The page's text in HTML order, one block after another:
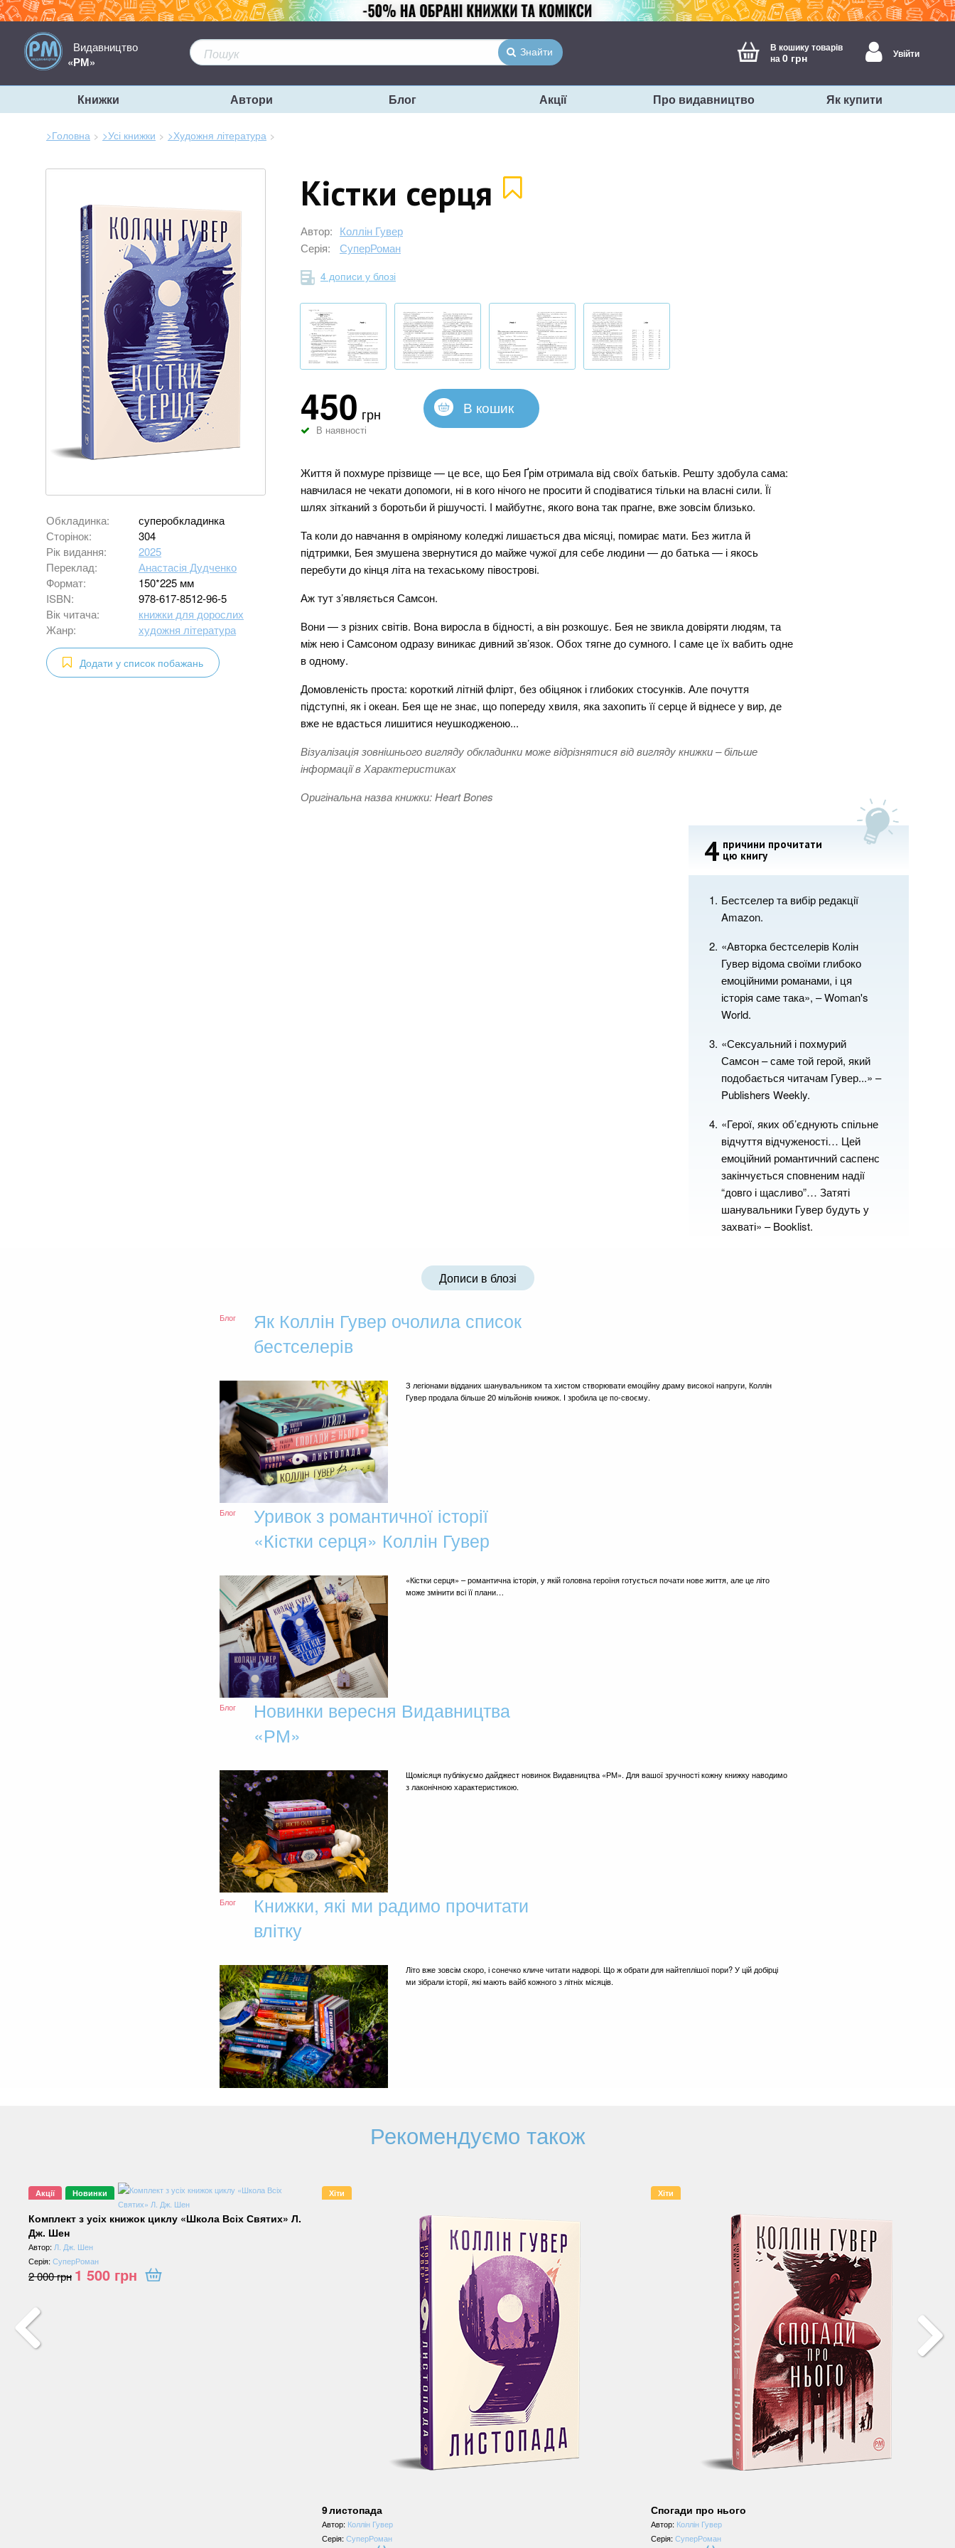
Видавництво
«РМ»
Знайти
В кошику товарів
на0 грн Увійти
Книжки Автори Блог Акції Про видавництво Як купити
>Головна >Усі книжки
>Художня література
тут:
Обкладинка:
суперобкладинка
Сторінок:
304
Рік видання:
2025
Переклад:
Анастасія Дудченко
Формат:
150*225 мм
ISBN:
978-617-8512-96-5
Вік читача:
книжки для дорослих
Жанр:
художня література
Додати у список побажань
Кістки серця
Автор: Коллін Гувер
Серія:
СуперРоман
4 дописи у блозі
450 грн
В наявності
В кошик
Життя й похмуре прізвище — це все, що Бея Ґрім отримала від своїх батьків. Решту здобула сама:
навчилася не чекати допомоги, ні в кого нічого не просити й сподіватися тільки на власні сили. Її
шлях зітканий з боротьби й рішучості. І майбутнє, якого вона так прагне, вже зовсім близько.
Та коли до навчання в омріяному коледжі лишається два місяці, помирає мати. Без житла й
підтримки, Бея змушена звернутися до майже чужої для себе людини — до батька — і якось
перебути до кінця літа на техаському півострові.
Аж тут з’являється Самсон.
Вони — з різних світів. Вона виросла в бідності, а він розкошує. Бея не звикла довіряти людям, та
між нею і Самсоном одразу виникає дивний зв’язок. Обох тягне до сумного. І саме це їх вабить одне
в одному.
Домовленість проста: короткий літній флірт, без обіцянок і глибоких стосунків. Але почуття
підступні, як і океан. Бея ще не знає, що попереду хвиля, яка захопить її серце й віднесе у вир, де
вже не вдасться лишитися неушкодженою...
Візуалізація зовнішнього вигляду обкладинки може відрізнятися від вигляду книжки – більше
інформації в Характеристиках
Оригінальна назва книжки: Heart Bones
4 причини прочитати
цю книгу
Бестселер та вибір редакції
Amazon.
«Авторка бестселерів Колін
Гувер відома своїми глибоко
емоційними романами, і ця
історія саме така», – Woman's
World.
«Сексуальний і похмурий
Самсон – саме той герой, який
подобається читачам Гувер...» –
Publishers Weekly.
«Герої, яких об’єднують спільне
відчуття відчуженості… Цей
емоційний романтичний саспенс
закінчується сповненим надії
“довго і щасливо”… Затяті
шанувальники Гувер будуть у
захваті» – Booklist.
Дописи в блозі
Блог
Як Коллін Гувер очолила список
бестселерів
З легіонами відданих шанувальником та хистом створювати емоційну драму високої напруги, Коллін
Гувер продала більше 20 мільйонів книжок. І зробила це по-своєму.
Блог
Уривок з романтичної історії
«Кістки серця» Коллін Гувер
«Кістки серця» – романтична історія, у якій головна героїня готується почати нове життя, але це літо
може змінити всі її плани…
Блог
Новинки вересня Видавництва
«РМ»
Щомісяця публікуємо дайджест новинок Видавництва «РМ». Для вашої зручності кожну книжку наводимо
з лаконічною характеристикою.
Блог
Книжки, які ми радимо прочитати
влітку
Літо вже зовсім скоро, і сонечко кличе читати надворі. Що ж обрати для найтеплішої пори? У цій добірці
ми зібрали історії, які мають вайб кожного з літніх місяців.
Рекомендуємо також
Акції Новинки
Комплект з усіх книжок циклу «Школа Всіх Святих» Л.
Дж. Шен
Автор: Л. Дж. Шен
Серія:СуперРоман
2 000грн 1 500 грн
Хіти
9 листопада
Автор: Коллін Гувер
Серія:СуперРоман
Хіти
Спогади про нього
Автор: Коллін Гувер
Серія:СуперРоман